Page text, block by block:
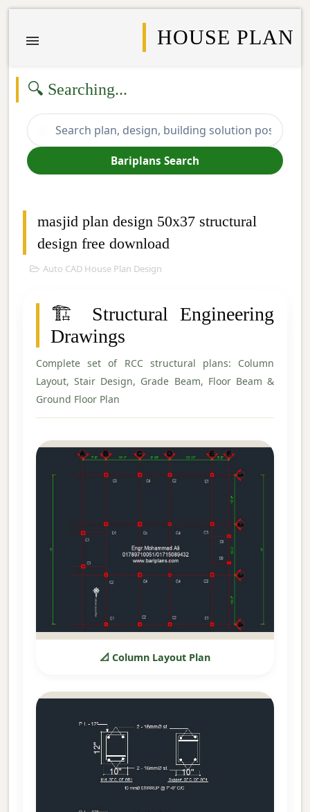
HOUSE PLAN
🔍 Searching...
Bariplans Search
masjid plan design 50x37 structural
design free download
Auto CAD House Plan Design
🏗️ Structural Engineering
Drawings
Complete set of RCC structural plans: Column
Layout, Stair Design, Grade Beam, Floor Beam &
Ground Floor Plan
📐 Column Layout Plan